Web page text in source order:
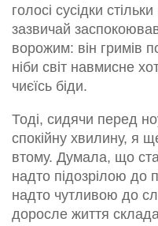
голосі сусідки
зазвичай
ворожим: він гримів
ніби світ навмисне
чиєїсь біди.
Тоді, сидячи перед
спокійну хвилину, я
втому. Думала, що
надто підозрілою до
надто чутливою до
доросле життя